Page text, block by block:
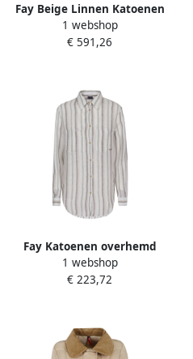
Fay Beige Linnen Katoenen
Jas Made in Italy Beige
Dames
1 webshop
€ 591,26
Fay Katoenen overhemd
gemaakt in Italië Beige
Dames
1 webshop
€ 223,72